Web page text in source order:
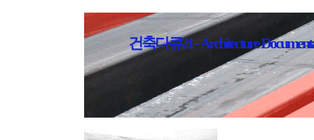
건축다큐21 - Architecture